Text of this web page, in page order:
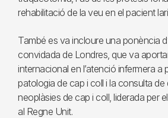
rehabilitació de la veu en el pacient
També es va incloure una ponència
convidada de Londres, que va
internacional en l’atenció infermera a
patologia de cap i coll i la consulta
neoplàsies de cap i coll, liderada per
al Regne Unit.